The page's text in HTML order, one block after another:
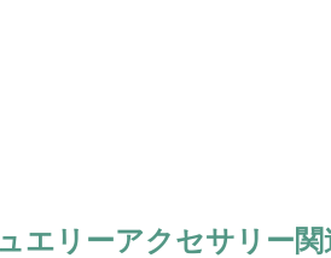
エリーアクセサリー